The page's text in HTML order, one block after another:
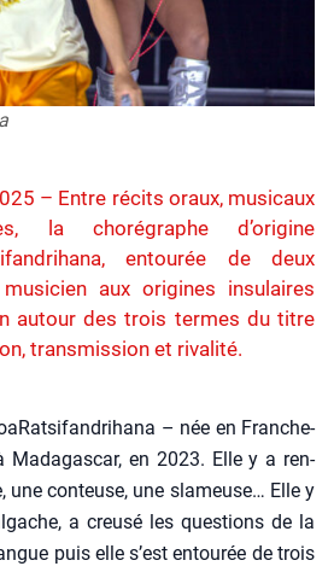
– Entre récits oraux, musicaux
la chorégraphe d’origine
entourée de deux
aux origines insulaires
autour des trois termes du titre
transmission et rivalité.
– née en Franche-
Mada­gas­car, en 2023. Elle y a ren­
une conteuse, une sla­meuse… Elle y
a creu­sé les ques­tions de la
puis elle s’est entou­rée de trois